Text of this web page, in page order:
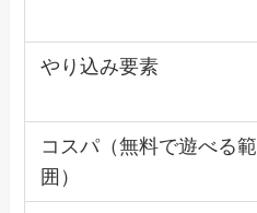
やり込み要素
コスパ（無料で遊べる範
囲）